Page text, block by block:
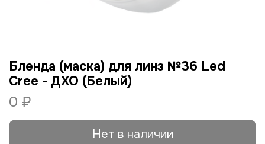
Бленда (маска) для линз №36 Led
Cree - ДХО (Белый)
0 ₽
Нет в наличии